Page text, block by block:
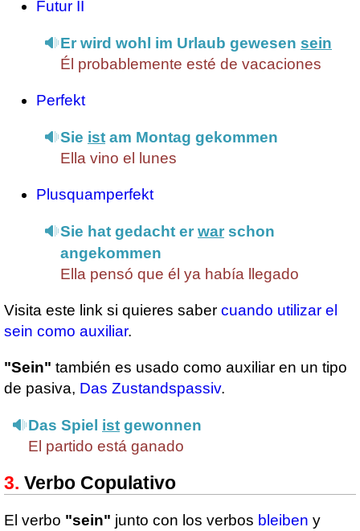
Futur II
Er wird wohl im Urlaub gewesen sein
Él probablemente esté de vacaciones
Perfekt
Sie ist am Montag gekommen
Ella vino el lunes
Plusquamperfekt
Sie hat gedacht er war schon
angekommen
Ella pensó que él ya había llegado
Visita este link si quieres saber cuando utilizar el
sein como auxiliar.
"Sein" también es usado como auxiliar en un tipo
de pasiva, Das Zustandspassiv.
Das Spiel ist gewonnen
El partido está ganado
Verbo Copulativo
El verbo "sein" junto con los verbos bleiben y